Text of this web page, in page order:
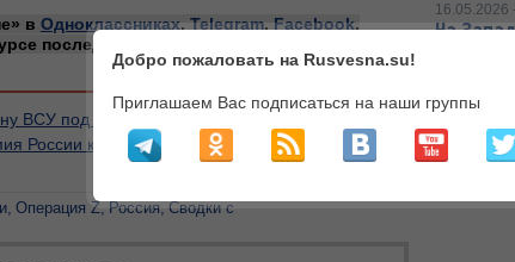
в Одноклассниках, Telegram, Facebook,
последних новостей.
ВСУ под Изюмом
России круглосуточно перемалывает оборону
Операция Z Россия Сводки с
16.05.2026
На
Добро пожаловать на Rusvesna.su!
Приглашаем Вас подписаться на наши группы